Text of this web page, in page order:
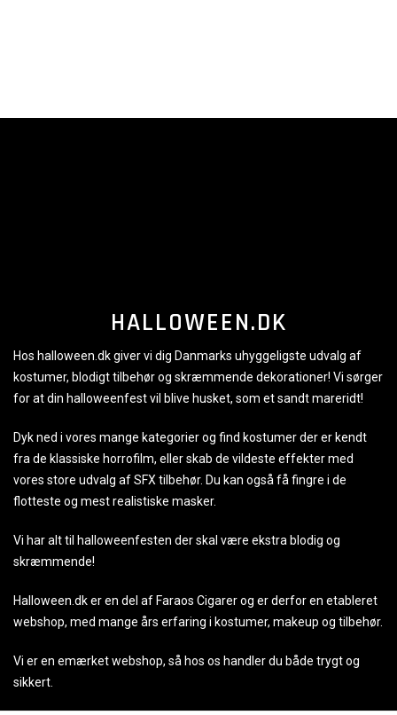
HALLOWEEN.DK
Hos halloween.dk giver vi dig Danmarks uhyggeligste udvalg af
kostumer, blodigt tilbehør og skræmmende dekorationer! Vi sørger
for at din halloweenfest vil blive husket, som et sandt mareridt!
Dyk ned i vores mange kategorier og find kostumer der er kendt
fra de klassiske horrofilm, eller skab de vildeste effekter med
vores store udvalg af SFX tilbehør. Du kan også få fingre i de
flotteste og mest realistiske masker.
Vi har alt til halloweenfesten der skal være ekstra blodig og
skræmmende!
Halloween.dk er en del af Faraos Cigarer og er derfor en etableret
webshop, med mange års erfaring i kostumer, makeup og tilbehør.
Vi er en emærket webshop, så hos os handler du både trygt og
sikkert.